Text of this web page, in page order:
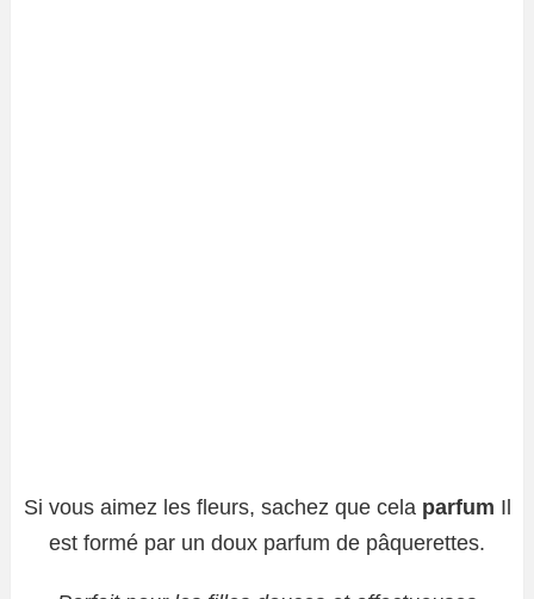
Si vous aimez les fleurs, sachez que cela parfum Il
est formé par un doux parfum de pâquerettes.